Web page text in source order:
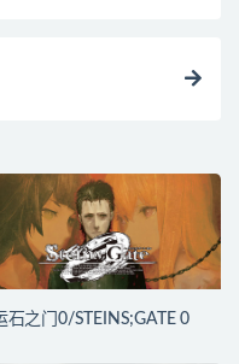
石之门0/STEINS;GATE 0